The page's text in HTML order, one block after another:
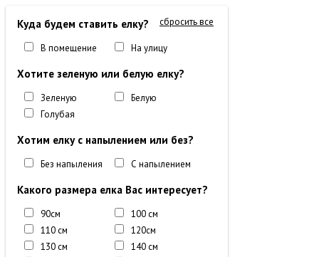
сбросить все
Куда будем ставить елку?
В помещение На улицу
Хотите зеленую или белую елку?
Зеленую
Белую
Голубая
Хотим елку с напылением или без?
Без напыления С напылением
Какого размера елка Вас интересует?
90см
100 см
110 см
120см
130 см
140 см